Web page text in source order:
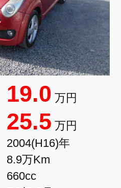
19.0 万円
25.5 万円
2004(H16)年
8.9万Km
660cc